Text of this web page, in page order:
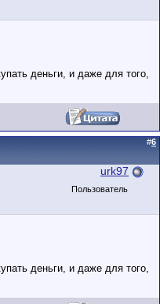
деньги, и даже для того,
#6
urk97
Пользователь
деньги, и даже для того,